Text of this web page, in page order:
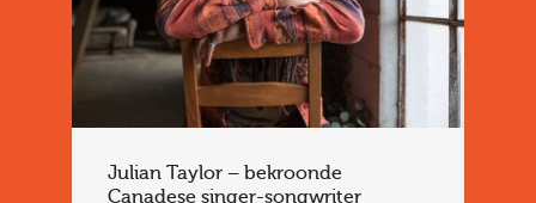
Julian Taylor – bekroonde
Canadese singer-songwriter